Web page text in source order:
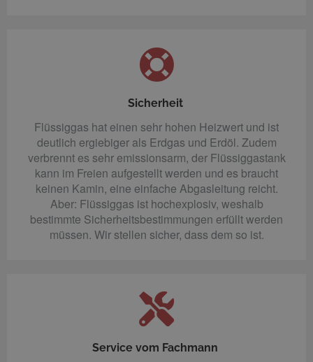
Sicherheit
Flüssiggas hat einen sehr hohen Heizwert und ist
deutlich ergiebiger als Erdgas und Erdöl. Zudem
verbrennt es sehr emissionsarm, der Flüssiggastank
kann im Freien aufgestellt werden und es braucht
keinen Kamin, eine einfache Abgasleitung reicht.
Aber: Flüssiggas ist hochexplosiv, weshalb
bestimmte Sicherheitsbestimmungen erfüllt werden
müssen. Wir stellen sicher, dass dem so ist.
Service vom Fachmann